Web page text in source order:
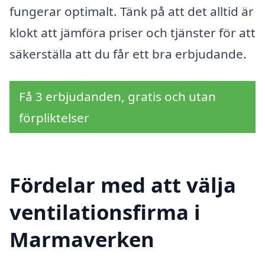
fungerar optimalt. Tänk på att det alltid är
klokt att jämföra priser och tjänster för att
säkerställa att du får ett bra erbjudande.
Få 3 erbjudanden, gratis och utan
förpliktelser
Fördelar med att välja
ventilationsfirma i
Marmaverken